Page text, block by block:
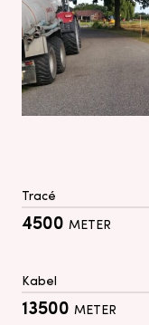
Tracé
4500 METER
Kabel
13500 METER